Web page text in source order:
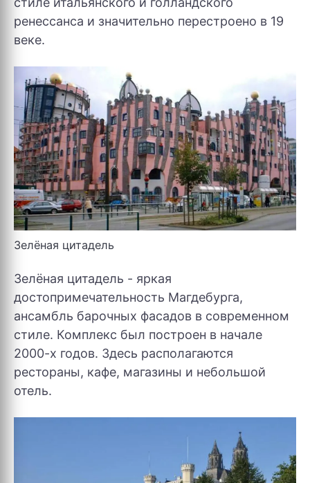
ренессанса и значительно перестроено в 19
веке.
Зелёная цитадель
Зелёная цитадель - яркая
достопримечательность Магдебурга,
ансамбль барочных фасадов в современном
стиле. Комплекс был построен в начале
2000-х годов. Здесь располагаются
рестораны, кафе, магазины и небольшой
отель.